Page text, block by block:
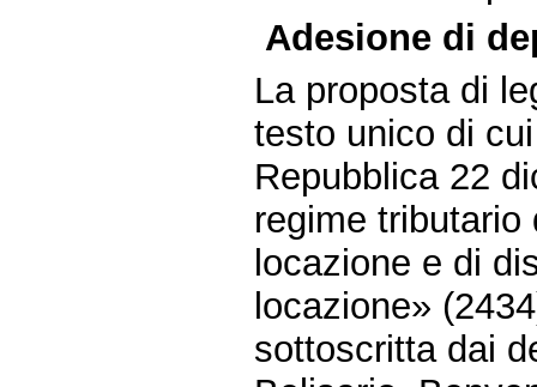
Adesione di
La proposta di
testo unico di
Repubblica 22
regime
locazione e di
locazione»
sottoscritta dai